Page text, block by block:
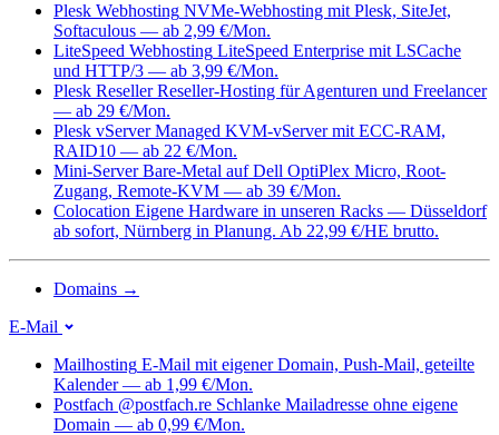
Plesk Webhosting NVMe-Webhosting mit Plesk, SiteJet,
Softaculous — ab 2,99 €/Mon.
LiteSpeed Webhosting LiteSpeed Enterprise mit LSCache
und HTTP/3 — ab 3,99 €/Mon.
Plesk Reseller Reseller-Hosting für Agenturen und Freelancer
— ab 29 €/Mon.
Plesk vServer Managed KVM-vServer mit ECC-RAM,
RAID10 — ab 22 €/Mon.
Mini-Server Bare-Metal auf Dell OptiPlex Micro, Root-
Zugang, Remote-KVM — ab 39 €/Mon.
Colocation Eigene Hardware in unseren Racks — Düsseldorf
ab sofort, Nürnberg in Planung. Ab 22,99 €/HE brutto.
Domains →
E-Mail
Mailhosting E-Mail mit eigener Domain, Push-Mail, geteilte
Kalender — ab 1,99 €/Mon.
Postfach @postfach.re Schlanke Mailadresse ohne eigene
Domain — ab 0,99 €/Mon.